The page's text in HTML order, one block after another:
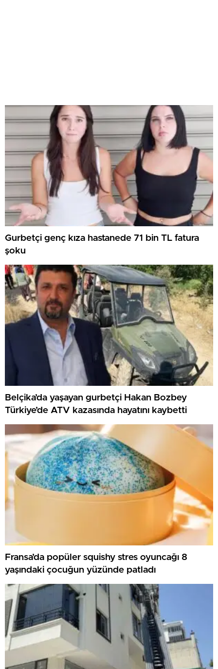
Gurbetçi genç kıza hastanede 71 bin TL fatura
şoku
Belçika’da yaşayan gurbetçi Hakan Bozbey
Türkiye’de ATV kazasında hayatını kaybetti
Fransa’da popüler squishy stres oyuncağı 8
yaşındaki çocuğun yüzünde patladı